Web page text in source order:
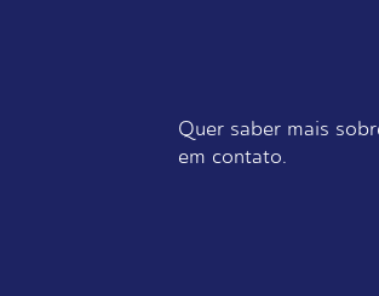
Quer saber mais
em contato.